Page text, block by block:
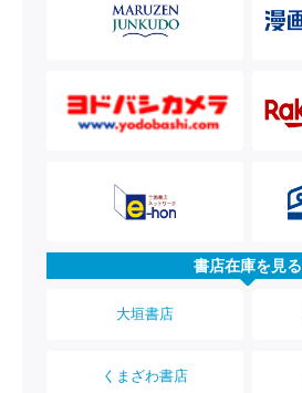
書店在庫を見る
大垣書店
くまざわ書店